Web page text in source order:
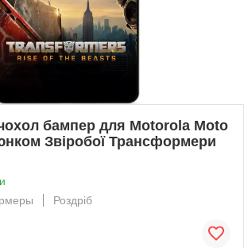
бампер для Motorola Moto
Звіробої Трансформери
Роздріб